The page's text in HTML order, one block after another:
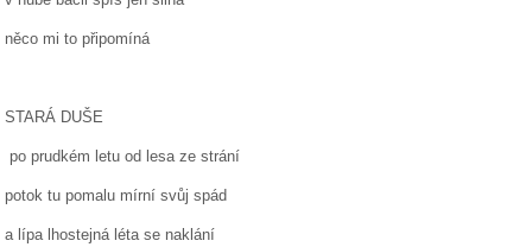
něco mi to připomíná
STARÁ DUŠE
po prudkém letu od lesa ze strání
potok tu pomalu mírní svůj spád
a lípa lhostejná léta se naklání